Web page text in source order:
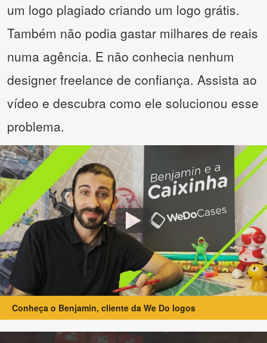
um logo plagiado criando um logo grátis.
Também não podia gastar milhares de reais
numa agência. E não conhecia nenhum
designer freelance de confiança. Assista ao
vídeo e descubra como ele solucionou esse
problema.
Conheça o Benjamin, cliente da We Do logos